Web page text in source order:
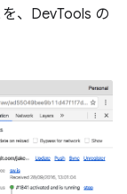
、DevTools の